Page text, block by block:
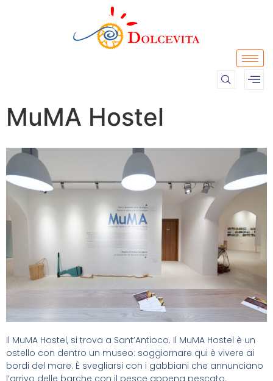
MuMA Hostel
Il MuMA Hostel, si trova a Sant’Antioco. Il MuMA Hostel è un
ostello con dentro un museo: soggiornare qui è vivere ai
bordi del mare. È svegliarsi con i gabbiani che annunciano
l’arrivo delle barche con il pesce appena pescato.